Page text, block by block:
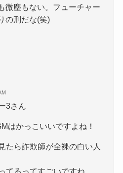
微塵もない。フューチャー
の刑だな(笑)
3さん
はかっこいいですよね！
たら詐欺師が全裸の白い人
てるってすごいですね